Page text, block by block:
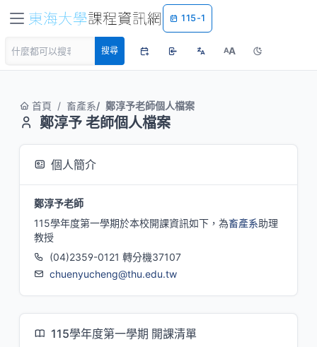
115-1
搜尋 AA
首頁 畜產系 鄭淳予老師個人檔案
鄭淳予 老師個人檔案
個人簡介
鄭淳予老師
115學年度第一學期於本校開課資訊如下，為畜產系助理
教授
(04)2359-0121 轉分機37107
chuenyucheng@thu.edu.tw
115學年度第一學期 開課清單